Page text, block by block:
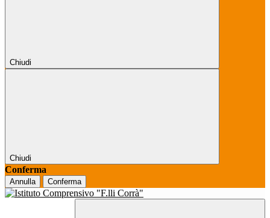
Chiudi
Chiudi
Conferma
Annulla Conferma